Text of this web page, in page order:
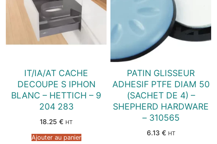
IT/IA/AT CACHE
DECOUPE S IPHON
BLANC – HETTICH – 9
204 283
18.25 € HT
Ajouter au panier
PATIN GLISSEUR
ADHESIF PTFE DIAM 50
(SACHET DE 4) –
SHEPHERD HARDWARE
– 310565
6.13 € HT